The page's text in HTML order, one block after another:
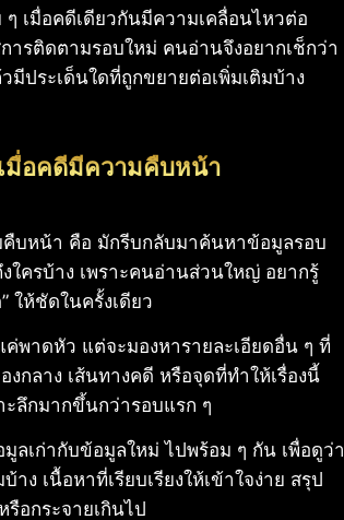
เมื่อคดีเดียวกันมีความเคลื่อนไหวต่อ
ารติดตามรอบใหม่ คนอ่านจึงอยากเช็กว่า
มีประเด็นใดที่ถูกขยายต่อเพิ่มเติมบ้าง
มื่อคดีมีความคืบหน้า
บหน้า คือ มักรีบกลับมาค้นหาข้อมูลรอบ
ใครบ้าง เพราะคนอ่านส่วนใหญ่ อยากรู้
ให้ชัดในครั้งเดียว
พาดหัว แต่จะมองหารายละเอียดอื่น ๆ ที่
กลาง เส้นทางคดี หรือจุดที่ทำให้เรื่องนี้
ะลึกมากขึ้นกว่ารอบแรก ๆ
ลเก่ากับข้อมูลใหม่ ไปพร้อม ๆ กัน เพื่อดูว่า
ง เนื้อหาที่เรียบเรียงให้เข้าใจง่าย สรุป
อกระจายเกินไป